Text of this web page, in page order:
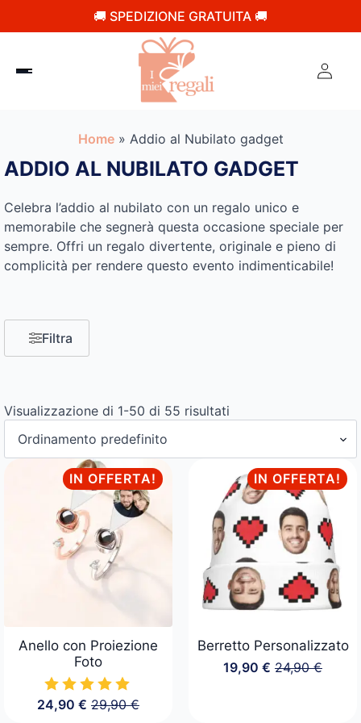
🚚 SPEDIZIONE GRATUITA 🚚
Home » Addio al Nubilato gadget
ADDIO AL NUBILATO GADGET
Celebra l’addio al nubilato con un regalo unico e
memorabile che segnerà questa occasione speciale per
sempre. Offri un regalo divertente, originale e pieno di
complicità per rendere questo evento indimenticabile!
Filtra
Visualizzazione di 1-50 di 55 risultati
IN OFFERTA!
Anello con Proiezione
Foto
29,90€
Il
24,90€ Il
IN OFFERTA!
Berretto Personalizzato
24,90€
Il
19,90€ Il